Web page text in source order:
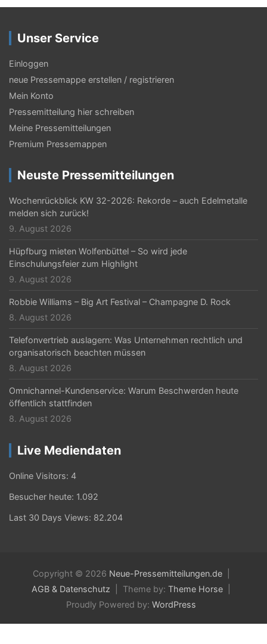
Unser Service
Einloggen
neue Pressemappe erstellen / registrieren
Mein Konto
Pressemitteilung hier schreiben
Meine Pressemitteilungen
Premium Pressemappen
Neuste Pressemitteilungen
Wochenrückblick KW 32-2026: Rekorde – auch Edelmetalle
melden sich zurück!
9. August 2026
Hüpfburg mieten Wolfenbüttel – So wird jede
Einschulungsfeier zum Highlight
9. August 2026
Robbie Williams – Big Art Festival – Champagne D. Rock
8. August 2026
Telefonvertrieb auslagern: Was Unternehmen rechtlich und
organisatorisch beachten müssen
8. August 2026
Omnichannel-Kundenservice: Warum Beschwerden heute
öffentlich stattfinden
8. August 2026
Live Mediendaten
Online Visitors: 4
Besucher heute: 1.092
Last 30 Days Views: 82.204
Copyright © 2026 Neue-Pressemitteilungen.de
AGB & Datenschutz
Theme by: Theme Horse
Proudly Powered by: WordPress